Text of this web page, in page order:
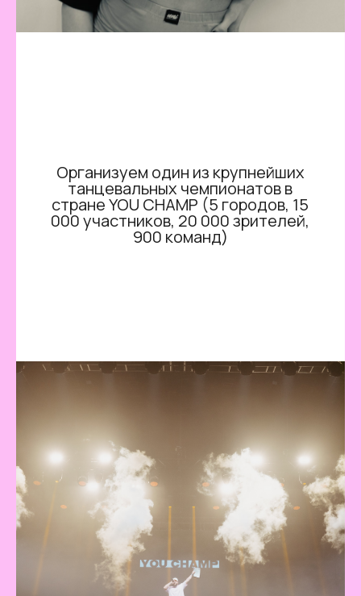
Организуем один из крупнейших
танцевальных чемпионатов в
стране YOU CHAMP (5 городов, 15
000 участников, 20 000 зрителей,
900 команд)